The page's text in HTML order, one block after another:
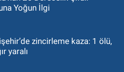
Yoğun İlgi
zincirleme kaza: 1 ölü,
yaralı